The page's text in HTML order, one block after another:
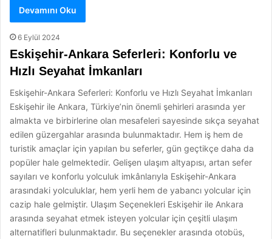
Devamını Oku
6 Eylül 2024
Eskişehir-Ankara Seferleri: Konforlu ve
Hızlı Seyahat İmkanları
Eskişehir-Ankara Seferleri: Konforlu ve Hızlı Seyahat İmkanları
Eskişehir ile Ankara, Türkiye’nin önemli şehirleri arasında yer
almakta ve birbirlerine olan mesafeleri sayesinde sıkça seyahat
edilen güzergahlar arasında bulunmaktadır. Hem iş hem de
turistik amaçlar için yapılan bu seferler, gün geçtikçe daha da
popüler hale gelmektedir. Gelişen ulaşım altyapısı, artan sefer
sayıları ve konforlu yolculuk imkânlarıyla Eskişehir-Ankara
arasındaki yolculuklar, hem yerli hem de yabancı yolcular için
cazip hale gelmiştir. Ulaşım Seçenekleri Eskişehir ile Ankara
arasında seyahat etmek isteyen yolcular için çeşitli ulaşım
alternatifleri bulunmaktadır. Bu seçenekler arasında otobüs,